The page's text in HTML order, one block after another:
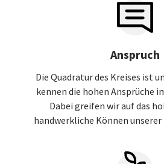
Anspruch
Die Quadratur des Kreises ist
kennen die hohen Ansprüche
Dabei greifen wir auf das
handwerkliche Können unserer